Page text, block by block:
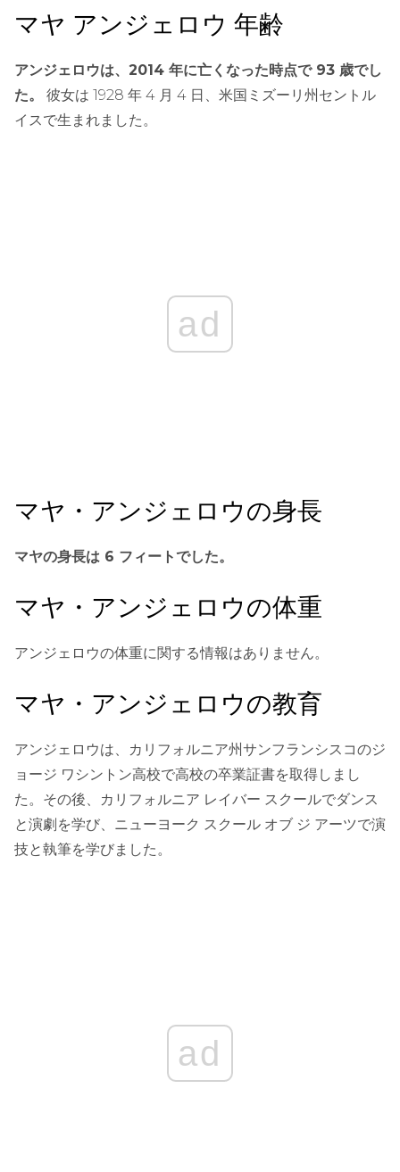
マヤ アンジェロウ 年齢
アンジェロウは、2014 年に亡くなった時点で 93 歳でし
た。
彼女は 1928 年 4 月 4 日、米国ミズーリ州セントル
イスで生まれました。
ad
マヤ・アンジェロウの身長
マヤの身長は 6 フィートでした。
マヤ・アンジェロウの体重
アンジェロウの体重に関する情報はありません。
マヤ・アンジェロウの教育
アンジェロウは、カリフォルニア州サンフランシスコのジ
ョージ ワシントン高校で高校の卒業証書を取得しまし
た。その後、カリフォルニア レイバー スクールでダンス
と演劇を学び、ニューヨーク スクール オブ ジ アーツで演
技と執筆を学びました。
ad